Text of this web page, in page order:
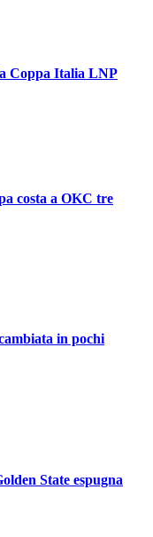
Coppa Italia LNP
costa a OKC tre
in pochi
State espugna